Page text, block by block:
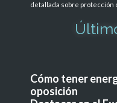
detallada sobre protección
Cómo tener
oposición